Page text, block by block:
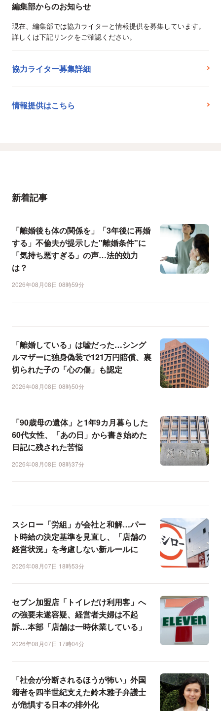
編集部からのお知らせ
現在、編集部では協力ライターと情報提供を募集しています。
詳しくは下記リンクをご確認ください。
協力ライター募集詳細
情報提供はこちら
新着記事
「離婚後も体の関係を」「3年後に再婚
する」不倫夫が提示した"離婚条件"に
「気持ち悪すぎる」の声…法的効力
は？
2026年08月08日 08時59分
「離婚している」は嘘だった…シング
ルマザーに独身偽装で121万円賠償、裏
切られた子の「心の傷」も認定
2026年08月08日 08時50分
「90歳母の遺体」と1年9カ月暮らした
60代女性、「あの日」から書き始めた
日記に残された苦悩
2026年08月08日 08時37分
スシロー「労組」が会社と和解…パー
ト時給の決定基準を見直し、「店舗の
経営状況」を考慮しない新ルールに
2026年08月07日 18時53分
セブン加盟店「トイレだけ利用客」へ
の強要未遂容疑、経営者夫婦は不起
訴…本部「店舗は一時休業している」
2026年08月07日 17時04分
「社会が分断されるほうが怖い」外国
籍者を四半世紀支えた鈴木雅子弁護士
が危惧する日本の排外化